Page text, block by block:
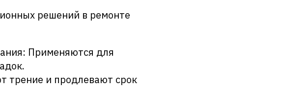
решений в ремонте
Применяются для
трение и продлевают срок